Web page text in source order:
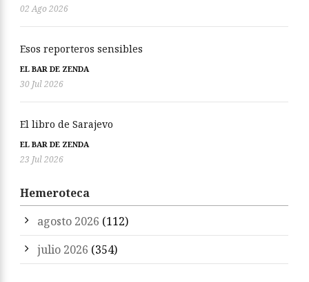
02 Ago 2026
Esos reporteros sensibles
EL BAR DE ZENDA
30 Jul 2026
El libro de Sarajevo
EL BAR DE ZENDA
23 Jul 2026
Hemeroteca
agosto 2026 (112)
julio 2026 (354)